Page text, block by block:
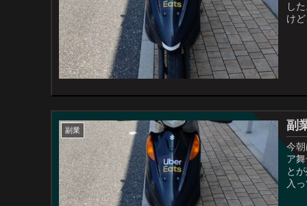
し
け
副業 副
今
ア
と
入